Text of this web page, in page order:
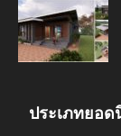
ประเภทยอด